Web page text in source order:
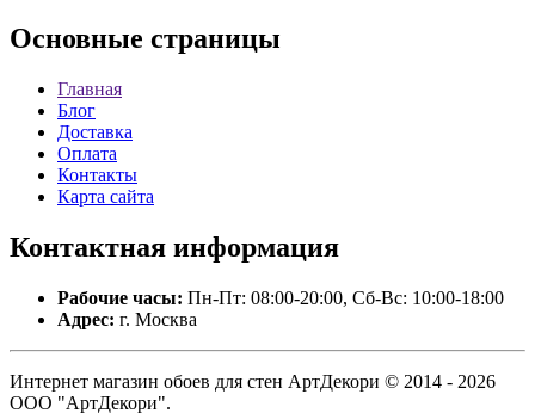
Основные страницы
Главная
Блог
Доставка
Оплата
Контакты
Карта сайта
Контактная информация
Рабочие часы: Пн-Пт: 08:00-20:00, Сб-Вс: 10:00-18:00
Адрес: г. Москва
Интернет магазин обоев для стен АртДекори © 2014 - 2026
ООО "АртДекори".